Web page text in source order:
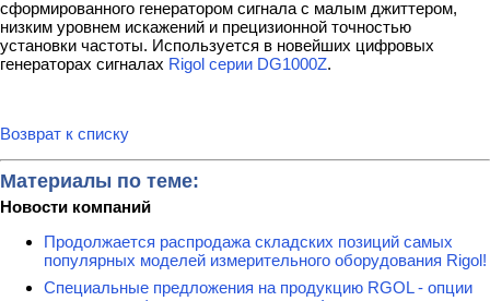
сформированного генератором сигнала с малым джиттером,
низким уровнем искажений и прецизионной точностью
установки частоты. Используется в новейших цифровых
генераторах сигналах Rigol серии DG1000Z.
Возврат к списку
Материалы по теме:
Новости компаний
Продолжается распродажа складских позиций самых
популярных моделей измерительного оборудования Rigol!
Специальные предложения на продукцию RGOL - опции